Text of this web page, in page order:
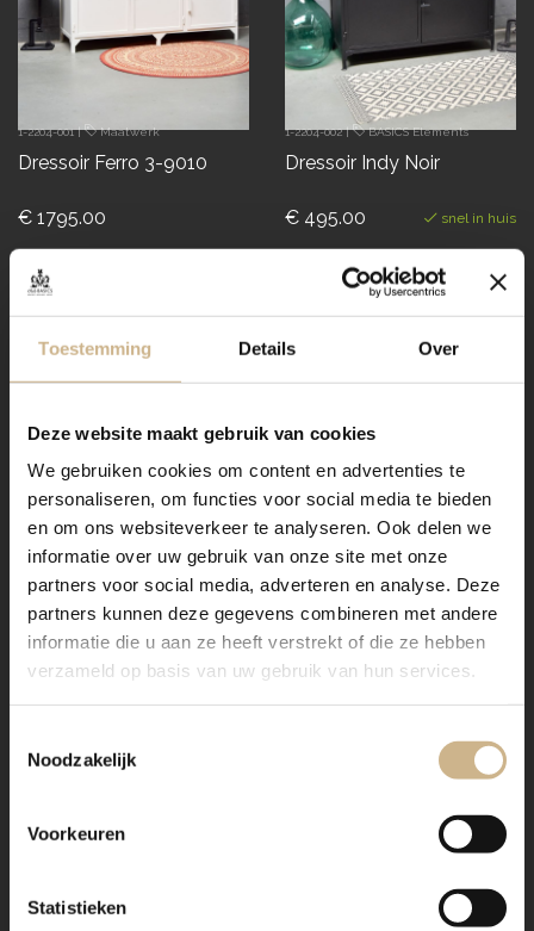
Toestemming Details Over
Deze website maakt gebruik van cookies
We gebruiken cookies om content en advertenties te
personaliseren, om functies voor social media te bieden
en om ons websiteverkeer te analyseren. Ook delen we
informatie over uw gebruik van onze site met onze
partners voor social media, adverteren en analyse. Deze
partners kunnen deze gegevens combineren met andere
informatie die u aan ze heeft verstrekt of die ze hebben
verzameld op basis van uw gebruik van hun services.
Noodzakelijk
Voorkeuren
Statistieken
1-2204-001| Maatwerk
Dressoir Ferro 3-9010
€ 1795.00
1-2204-002| BASICS Elements
Dressoir Indy Noir
€ 495.00 snel in huis
1-2203-013 | BASICS Elements
Dressoir Indy Blanc
poedercoating
1-2201-006| Maatwerk
Dressoir Ferro 3-7009